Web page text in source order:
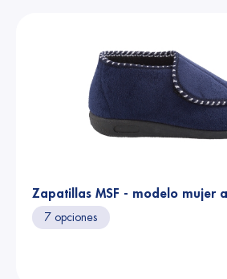
Zapatillas MSF - modelo mujer
7 opciones